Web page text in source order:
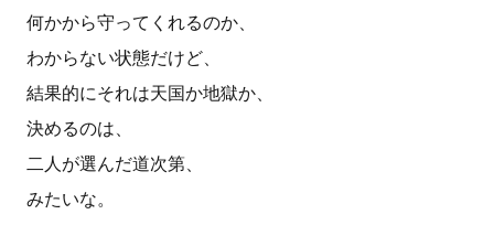
何かから守ってくれるのか、
わからない状態だけど、
結果的にそれは天国か地獄か、
決めるのは、
二人が選んだ道次第、
みたいな。